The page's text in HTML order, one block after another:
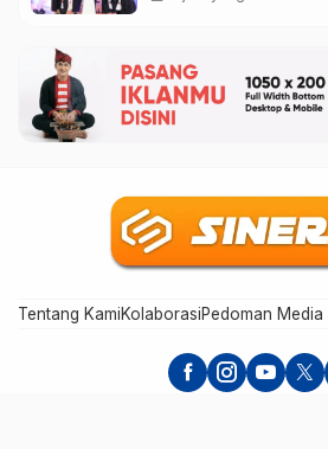
Tentang KamiKolaborasiPedoman Media